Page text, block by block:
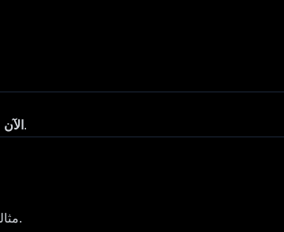
ابدأ استخدام Flux Krea الآن وحول رؤيتك إلى واقعية سينمائية في ثوانٍ.
مثالي للنماذج الأولية بدون تلميع مفرط.